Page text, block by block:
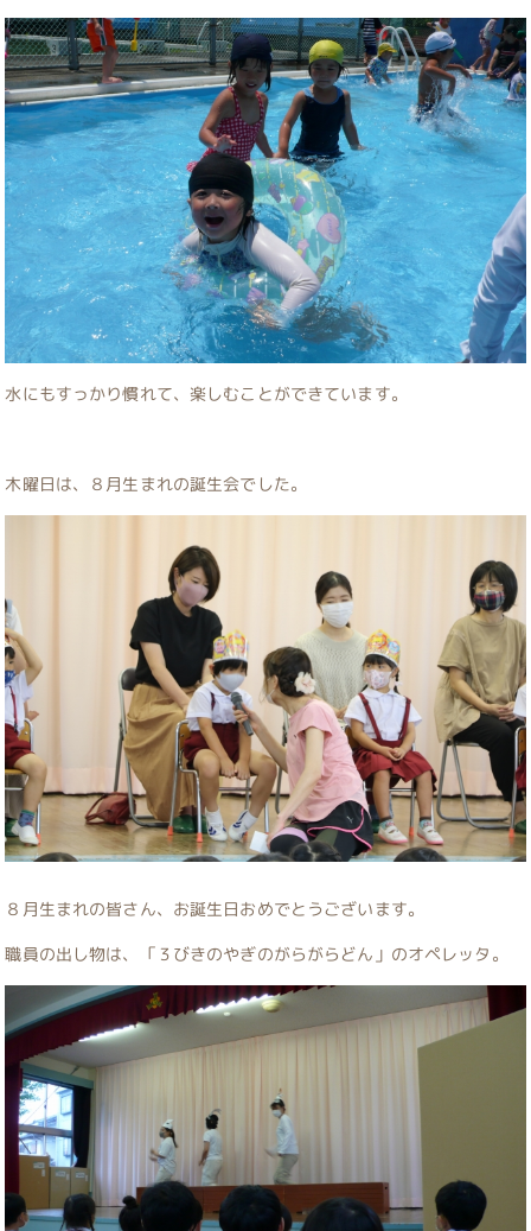
水にもすっかり慣れて、楽しむことができています。
木曜日は、８月生まれの誕生会でした。
８月生まれの皆さん、お誕生日おめでとうございます。
職員の出し物は、「３びきのやぎのがらがらどん」のオペレッタ。